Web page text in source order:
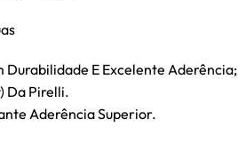
Durabilidade E Excelente Aderência;
Da Pirelli.
Aderência Superior.